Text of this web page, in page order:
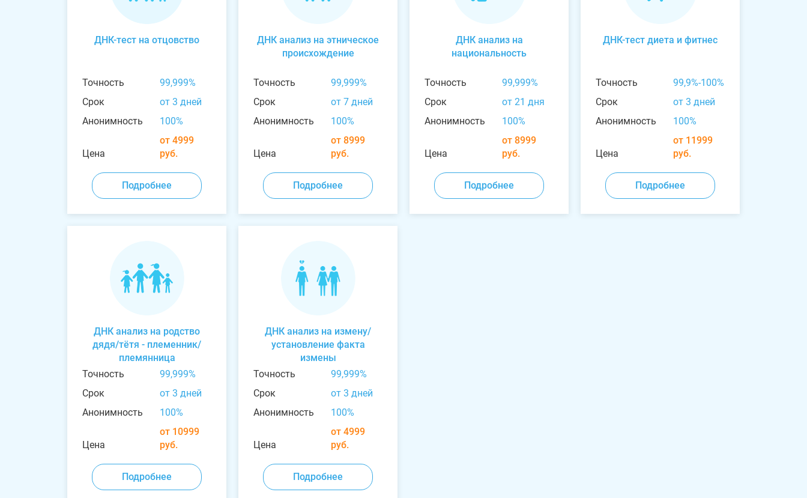
ДНК-тест на отцовство
Точность
99,999%
Срок
от 3 дней
Анонимность
100%
Цена
от 4999
руб.
Подробнее
ДНК анализ на этническое
происхождение
Точность
99,999%
Срок
от 7 дней
Анонимность
100%
Цена
от 8999
руб.
Подробнее
ДНК анализ на
национальность
Точность
99,999%
Срок
от 21 дня
Анонимность
100%
Цена
от 8999
руб.
Подробнее
ДНК-тест диета и фитнес
Точность
99,9%-100%
Срок
от 3 дней
Анонимность
100%
Цена
от 11999
руб.
Подробнее
ДНК анализ на родство
дядя/тётя - племенник/
племянница
Точность
99,999%
Срок
от 3 дней
Анонимность
100%
Цена
от 10999
руб.
Подробнее
ДНК анализ на измену/
установление факта
измены
Точность
99,999%
Срок
от 3 дней
Анонимность
100%
Цена
от 4999
руб.
Подробнее